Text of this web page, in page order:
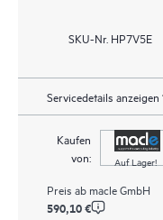
SKU-Nr. HP7V5E
Servicedetails anzeigen
Kaufen
von:
Auf Lager!
Preis ab macle GmbH
590,10 €